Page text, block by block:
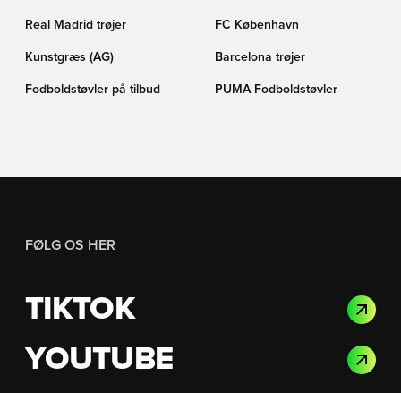
Real Madrid trøjer FC København
Kunstgræs (AG) Barcelona trøjer
Fodboldstøvler på tilbud PUMA Fodboldstøvler
FØLG OS HER
TIKTOK
YOUTUBE